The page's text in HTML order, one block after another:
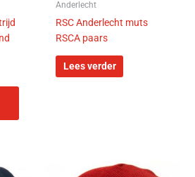
Anderlecht
RSC Anderlecht muts
RSCA paars
Lees verder